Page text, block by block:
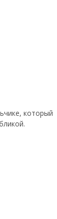
который